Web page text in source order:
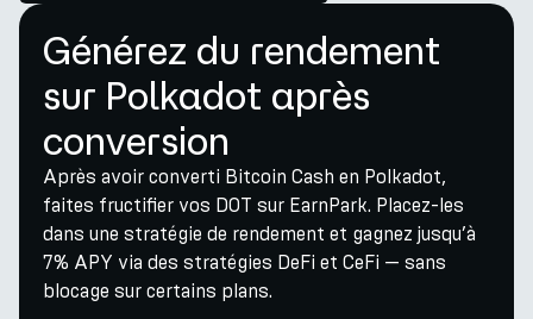
Générez du rendement
sur Polkadot après
conversion
Après avoir converti Bitcoin Cash en Polkadot,
faites fructifier vos DOT sur EarnPark. Placez-les
dans une stratégie de rendement et gagnez jusqu’à
7% APY via des stratégies DeFi et CeFi — sans
blocage sur certains plans.